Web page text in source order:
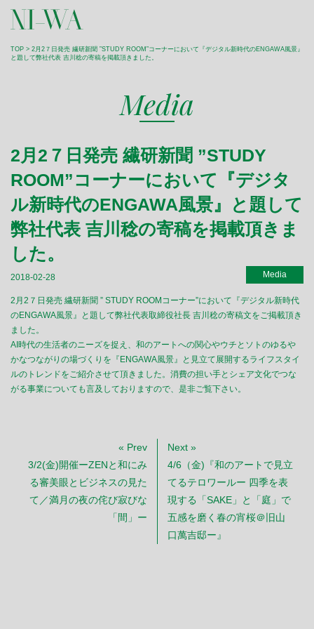
TOP > 2月2７日発売 繊研新聞 ”STUDY ROOM”コーナーにおいて『デジタル新時代のENGAWA風景』
と題して弊社代表 吉川稔の寄稿を掲載頂きました。
Media
2月2７日発売 繊研新聞 ”STUDY
ROOM”コーナーにおいて『デジタ
ル新時代のENGAWA風景』と題して
弊社代表 吉川稔の寄稿を掲載頂きま
した。
2018-02-28 Media
2月2７日発売 繊研新聞 ” STUDY ROOMコーナー”において『デジタル新時代
のENGAWA風景』と題して弊社代表取締役社長 吉川稔の寄稿文をご掲載頂き
ました。
AI時代の生活者のニーズを捉え、和のアートへの関心やウチとソトのゆるや
かなつながりの場づくりを『ENGAWA風景』と見立て展開するライフスタイ
ルのトレンドをご紹介させて頂きました。消費の担い手とシェア文化でつな
がる事業についても言及しておりますので、是非ご覧下さい。
« Prev
3/2(金)開催ーZENと和にみ
る審美眼とビジネスの見た
て／満月の夜の侘び寂びな
「間」ー
Next »
4/6（金)『和のアートで見立
てるテロワールー 四季を表
現する「SAKE」と「庭」で
五感を磨く春の宵桜＠旧山
口萬吉邸ー』